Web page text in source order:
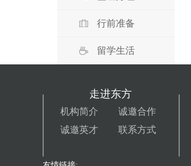
行前准备
留学生活
走进东方
机构简介
诚邀合作
诚邀英才
联系方式